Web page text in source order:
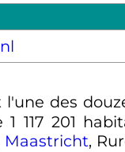
l'une des
1 117 201
Maastricht,